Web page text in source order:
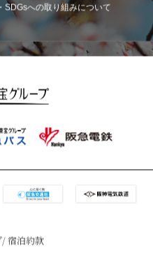
SDGsへの取り組みについて
宿泊約款